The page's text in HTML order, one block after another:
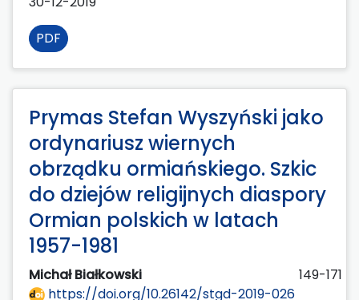
PDF
Prymas Stefan Wyszyński jako
ordynariusz wiernych
obrządku ormiańskiego. Szkic
do dziejów religijnych diaspory
Ormian polskich w latach
1957-1981
Michał Białkowski
149-171
https://doi.org/10.26142/stgd-2019-026